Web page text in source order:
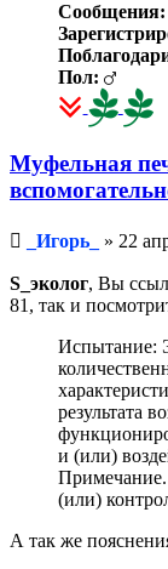
Сообщения:
Пол:
Муфельная
Непрочитанное
сообщение
_Игорь_ » 22
S_эколог, Вы
81, так и
Испытание:
результата
и (или)
(или)
А так же